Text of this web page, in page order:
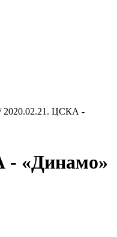
2020.02.21. ЦСКА -
- «Динамо»